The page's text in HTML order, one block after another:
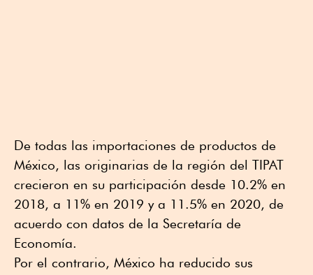
De todas las importaciones de productos de
México, las originarias de la región del TIPAT
crecieron en su participación desde 10.2% en
2018, a 11% en 2019 y a 11.5% en 2020, de
acuerdo con datos de la Secretaría de
Economía.
Por el contrario, México ha reducido sus